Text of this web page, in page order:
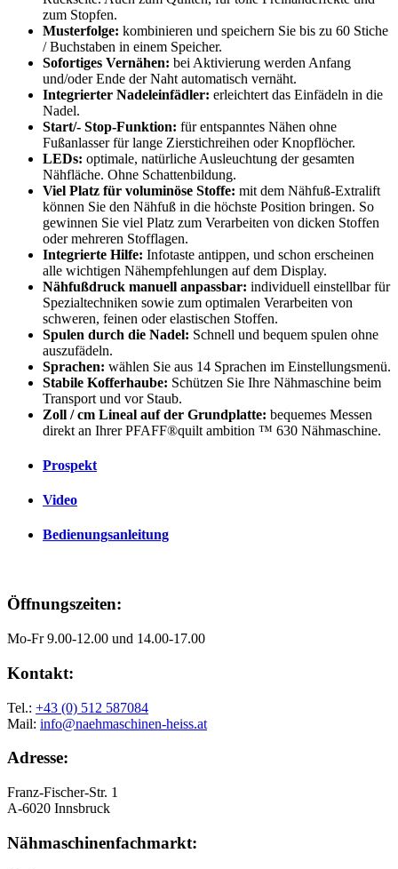
zum Stopfen.
Musterfolge: kombinieren und speichern Sie bis zu 60 Stiche
/ Buchstaben in einem Speicher.
Sofortiges Vernähen: bei Aktivierung werden Anfang
und/oder Ende der Naht automatisch vernäht.
Integrierter Nadeleinfädler: erleichtert das Einfädeln in die
Nadel.
Start/- Stop-Funktion: für entspanntes Nähen ohne
Fußanlasser für lange Zierstichreihen oder Knopflöcher.
LEDs: optimale, natürliche Ausleuchtung der gesamten
Nähfläche. Ohne Schattenbildung.
Viel Platz für voluminöse Stoffe: mit dem Nähfuß-Extralift
können Sie den Nähfuß in die höchste Position bringen. So
gewinnen Sie viel Platz zum Verarbeiten von dicken Stoffen
oder mehreren Stofflagen.
Integrierte Hilfe: Infotaste antippen, und schon erscheinen
alle wichtigen Nähempfehlungen auf dem Display.
Nähfußdruck manuell anpassbar: individuell einstellbar für
Spezialtechniken sowie zum optimalen Verarbeiten von
schweren, feinen oder elastischen Stoffen.
Spulen durch die Nadel: Schnell und bequem spulen ohne
auszufädeln.
Sprachen: wählen Sie aus 14 Sprachen im Einstellungsmenü.
Stabile Kofferhaube: Schützen Sie Ihre Nähmaschine beim
Transport und vor Staub.
Zoll / cm Lineal auf der Grundplatte: bequemes Messen
direkt an Ihrer PFAFF®quilt ambition ™ 630 Nähmaschine.
Prospekt
Video
Bedienungsanleitung
Öffnungszeiten:
Mo-Fr 9.00-12.00 und 14.00-17.00
Kontakt:
Tel.: +43 (0) 512 587084
Mail: info@naehmaschinen-heiss.at
Adresse:
Franz-Fischer-Str. 1
A-6020 Innsbruck
Nähmaschinenfachmarkt: